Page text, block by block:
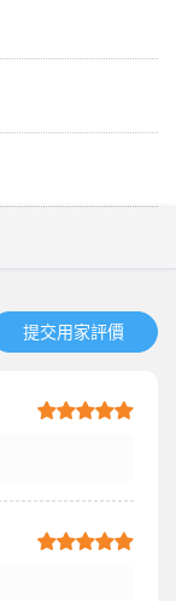
提交用家評價​